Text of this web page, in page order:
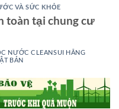
VÀ SỨC KHỎE
toàn tại chung cư
NƯỚC CLEANSUI HÃNG
BẢN